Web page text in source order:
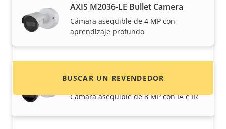
AXIS M2036-LE Bullet Camera
Cámara asequible de 4 MP con
aprendizaje profundo
AXIS M2048-LE Bullet Camera
Cámara asequible de 8 MP con IA e IR
Localice revendedores, integradores de
sistemas e instaladores de productos y
BUSCAR UN REVENDEDOR